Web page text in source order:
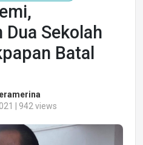
Dua Sekolah
Batal
| 942 views